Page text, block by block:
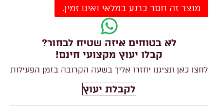
מוצר זה חסר כרגע במלאי ואינו זמין.
לא בטוחים איזה שטיח לבחור?
קבלו יעוץ מקצועי חינם!
לחצו כאן ונציגנו יחזרו אליך בשעה הקרובה בזמן הפעילות
לקבלת יעוץ